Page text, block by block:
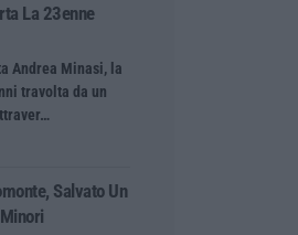
La 23enne
Andrea Minasi, la
travolta da un
Salvato Un